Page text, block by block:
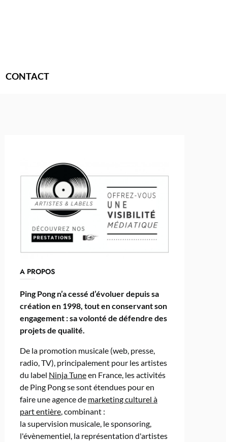
CONTACT
A PROPOS
Ping Pong n’a cessé d’évoluer depuis sa
création en 1998, tout en conservant son
engagement : sa volonté de défendre des
projets de qualité.
De la promotion musicale (web, presse,
radio, TV), principalement pour les artistes
du label Ninja Tuneen France, les activités
de Ping Pong se sont étendues pour en
faire une agence de marketing culturel à
part entière, combinant :
la supervision musicale, le sponsoring,
l'évènementiel, la représentation d'artistes